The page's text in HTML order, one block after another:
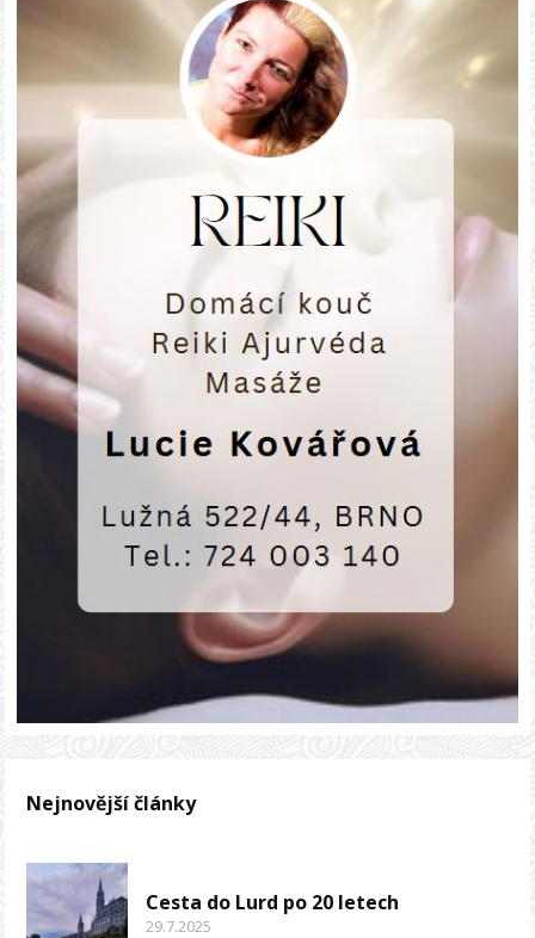
Nejnovější články
Cesta do Lurd po 20 letech
29.7.2025